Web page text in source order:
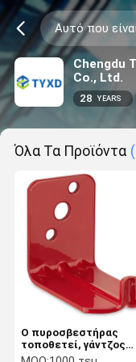
Chengdu
Co., Ltd.
28 YEARS
Όλα Τα Προϊόντα
Ο πυροσβεστήρας
τοποθετεί, γάντζος
τοίχων, υποστήριγμα